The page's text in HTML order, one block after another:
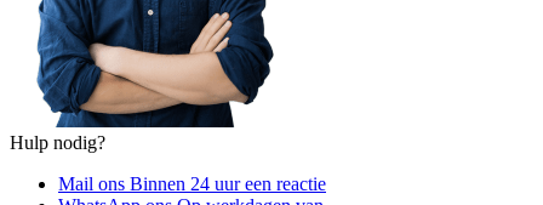
Hulp nodig?
Mail ons Binnen 24 uur een reactie